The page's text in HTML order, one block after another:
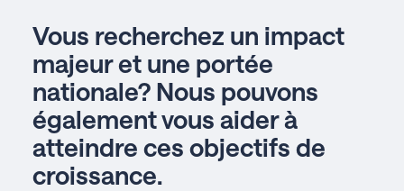
Vous recherchez un impact
majeur et une portée
nationale? Nous pouvons
également vous aider à
atteindre ces objectifs de
croissance.